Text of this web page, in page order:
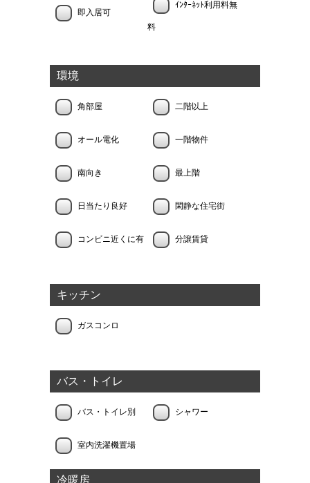
即入居可
ｲﾝﾀｰﾈｯﾄ利用料無
料
環境
角部屋 二階以上
オール電化 一階物件
南向き 最上階
日当たり良好 閑静な住宅街
コンビニ近くに有 分譲賃貸
キッチン
ガスコンロ
バス・トイレ
バス・トイレ別 シャワー
室内洗濯機置場
冷暖房